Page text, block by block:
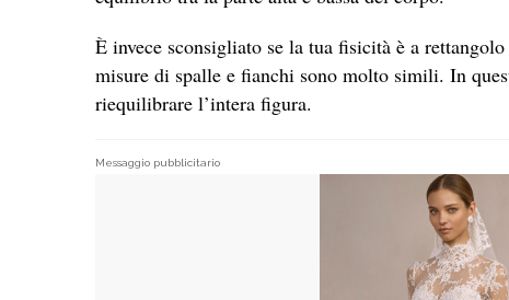
È invece sconsigliato se la tua fisicità è a
misure di spalle e fianchi sono molto simili. In
riequilibrare l’intera figura.
Messaggio pubblicitario